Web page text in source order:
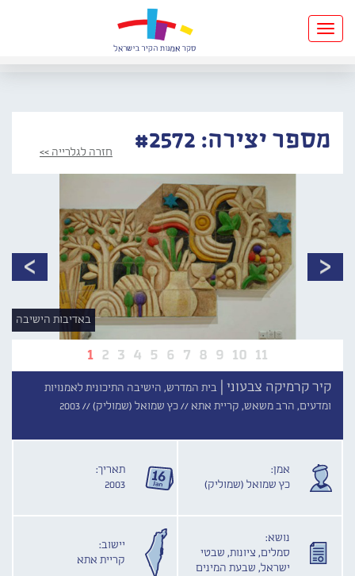
Toggle
navigation
מספר יצירה: #2572 חזרה לגלרייה >>
1 2 3 4 5 6 7 8 9 10 11
באדיבות הישיבה
קיר קרמיקה צבעוני | בית המדרש, הישיבה התיכונית לאמנויות
ומדעים, הרב משאש, קריית אתא //כץ שמואל (שמוליק) //2003
אמן:
כץ שמואל (שמוליק)
תאריך:
2003
נושא:
סמלים, ציונות, שבטי
ישראל, שבעת המינים
יישוב:
קריית אתא